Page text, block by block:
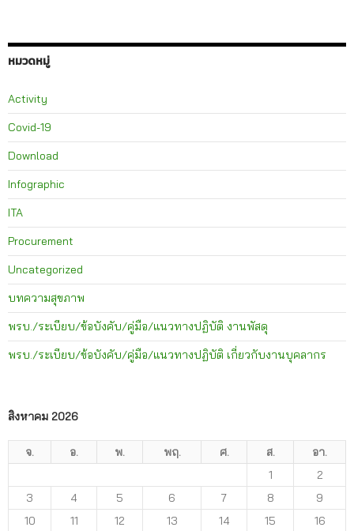
หมวดหมู่
Activity
Covid-19
Download
Infographic
ITA
Procurement
Uncategorized
บทความสุขภาพ
พรบ./ระเบียบ/ข้อบังคับ/คู่มือ/แนวทางปฏิบัติ งานพัสดุ
พรบ./ระเบียบ/ข้อบังคับ/คู่มือ/แนวทางปฏิบัติ เกี่ยวกับงานบุคลากร
สิงหาคม 2026
จ. อ. พ. พฤ. ศ. ส.
อา.
1
2
3
4 5 6 7 8
9
10
11 12 13 14 15 16